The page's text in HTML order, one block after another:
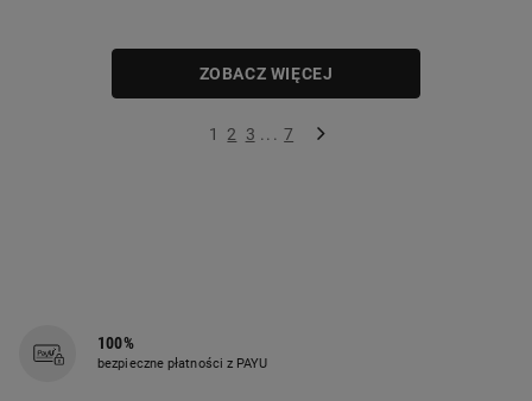
ZOBACZ WIĘCEJ
1 2 3 ... 7
100%
bezpieczne płatności z PAYU